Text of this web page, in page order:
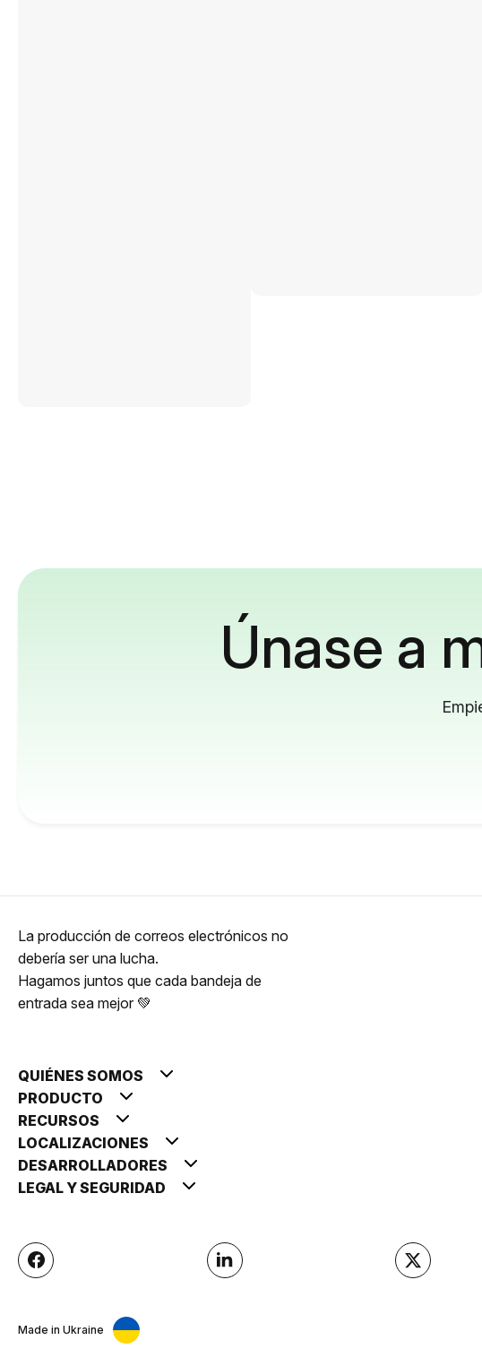
Únase a
La producción de correos electrónicos no
debería ser una lucha.
Hagamos juntos que cada bandeja de
entrada sea mejor 💚
QUIÉNES SOMOS
PRODUCTO
RECURSOS
LOCALIZACIONES
DESARROLLADORES
LEGAL Y SEGURIDAD
Made in Ukraine